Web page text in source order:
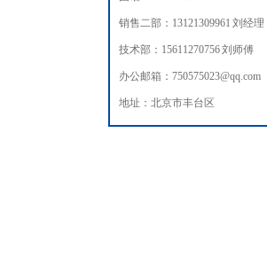
销售二部：13121309961 刘经理
技术部：15611270756 刘师傅
办公邮箱：750575023@qq.com
地址：北京市丰台区